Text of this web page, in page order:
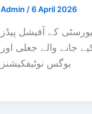
Admin /6 April 2026
کے آفیشل پیڈز
جانے والے جعلی اور
بوگس نوٹیفکیشنز